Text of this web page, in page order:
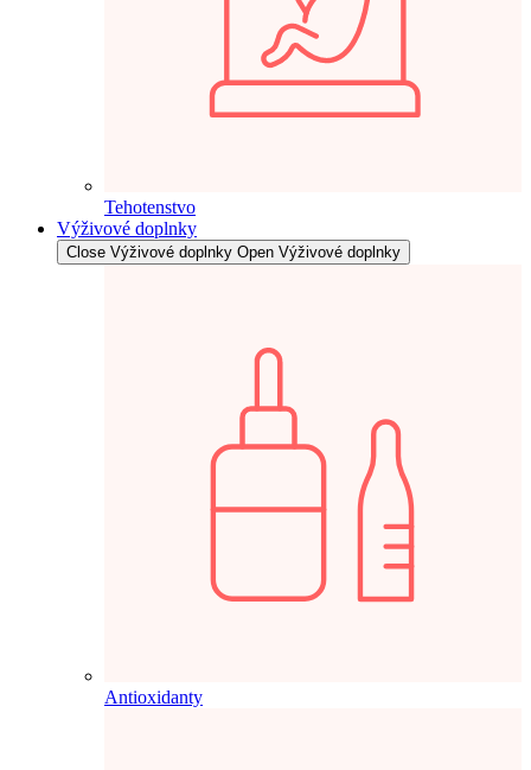
Tehotenstvo
Výživové doplnky
Close Výživové doplnky Open Výživové doplnky
Antioxidanty